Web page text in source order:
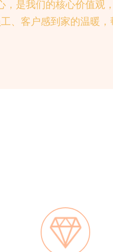
，是我们的核心价值观
、客户感到家的温暖